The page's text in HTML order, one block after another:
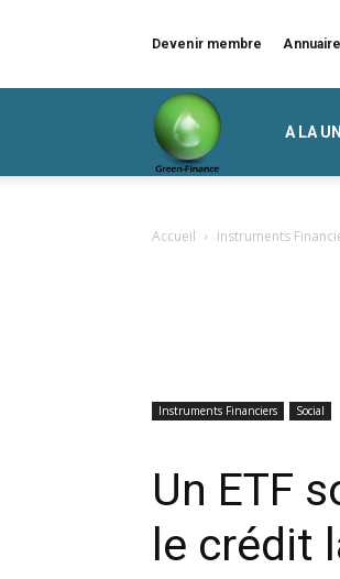
Devenir membre Annuaire
A LA
Accueil Instruments
Instruments Financiers Social
Un ETF
le crédit